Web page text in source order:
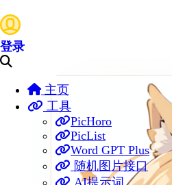
登录
主页
工具
PicHoro
PicList
Word GPT Plus
随机图片接口
AI提示词